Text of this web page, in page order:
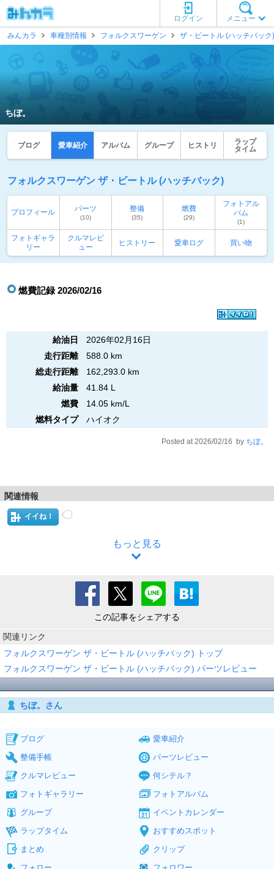
メニュー
ログイン
みんカラ
車種別情報 フォルクスワーゲン ザ・ビートル (ハッチバック)
ちぼ。
ブログ 愛車紹介 アルバム グループ ヒストリ
ラップ
タイム
フォルクスワーゲン ザ・ビートル (ハッチバック)
プロフィール パーツ
(10)
整備
(35)
燃費
(29)
フォトアル
バム
(1)
フォトギャラ
リー
クルマレビ
ュー
ヒストリー 愛車ログ 買い物
燃費記録 2026/02/16
給油日
2026年02月16日
走行距離
588.0 km
総走行距離
162,293.0 km
給油量
41.84 L
燃費
14.05 km/L
燃料タイプ
ハイオク
Posted at 2026/02/16 by ちぼ。
関連情報
イイね！
もっと見る
この記事をシェアする
関連リンク
フォルクスワーゲン ザ・ビートル (ハッチバック) トップ
フォルクスワーゲン ザ・ビートル (ハッチバック) パーツレビュー
ちぼ。さん
ブログ
愛車紹介
整備手帳
パーツレビュー
クルマレビュー
何シテル？
フォトギャラリー
フォトアルバム
グループ
イベントカレンダー
ラップタイム
おすすめスポット
まとめ
クリップ